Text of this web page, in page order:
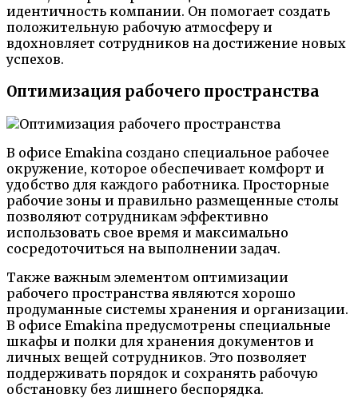
идентичность компании. Он помогает создать
положительную рабочую атмосферу и
вдохновляет сотрудников на достижение новых
успехов.
Оптимизация рабочего пространства
В офисе Emakina создано специальное рабочее
окружение, которое обеспечивает комфорт и
удобство для каждого работника. Просторные
рабочие зоны и правильно размещенные столы
позволяют сотрудникам эффективно
использовать свое время и максимально
сосредоточиться на выполнении задач.
Также важным элементом оптимизации
рабочего пространства являются хорошо
продуманные системы хранения и организации.
В офисе Emakina предусмотрены специальные
шкафы и полки для хранения документов и
личных вещей сотрудников. Это позволяет
поддерживать порядок и сохранять рабочую
обстановку без лишнего беспорядка.